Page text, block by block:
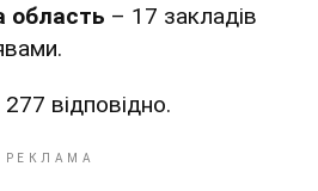
область – 17 закладів
відповідно.